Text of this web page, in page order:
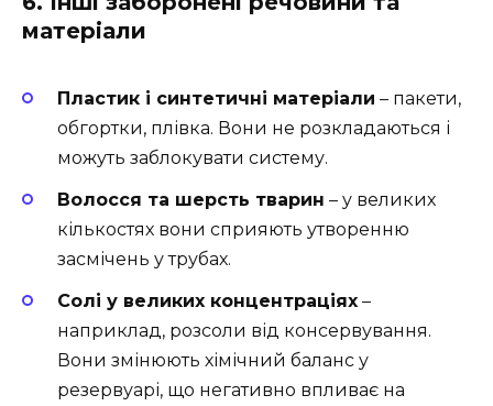
матеріали
Пластик і синтетичні матеріали – пакети,
обгортки, плівка. Вони не розкладаються і
можуть заблокувати систему.
Волосся та шерсть тварин – у великих
кількостях вони сприяють утворенню
засмічень у трубах.
Солі у великих концентраціях –
наприклад, розсоли від консервування.
Вони змінюють хімічний баланс у
резервуарі, що негативно впливає на